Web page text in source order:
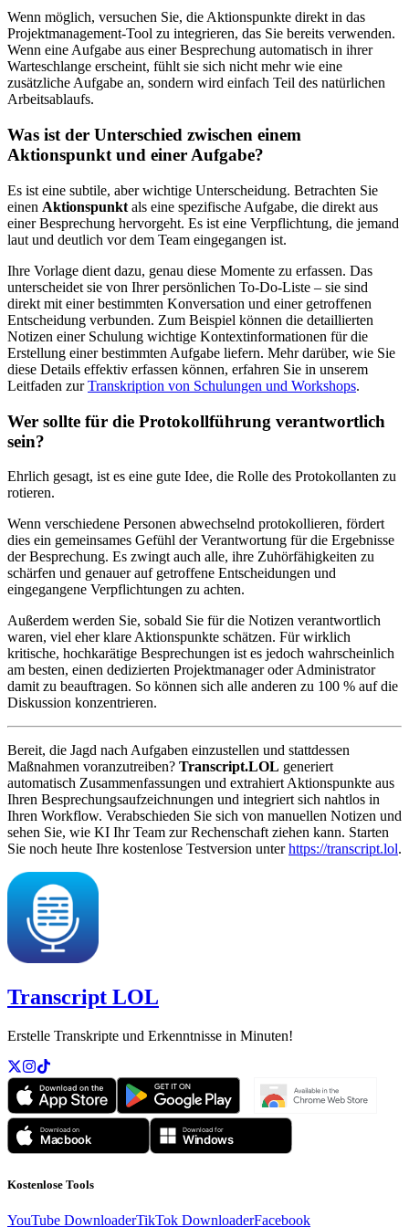
Wenn möglich, versuchen Sie, die Aktionspunkte direkt in das
Projektmanagement-Tool zu integrieren, das Sie bereits verwenden.
Wenn eine Aufgabe aus einer Besprechung automatisch in ihrer
Warteschlange erscheint, fühlt sie sich nicht mehr wie eine
zusätzliche Aufgabe an, sondern wird einfach Teil des natürlichen
Arbeitsablaufs.
Was ist der Unterschied zwischen einem
Aktionspunkt und einer Aufgabe?
Es ist eine subtile, aber wichtige Unterscheidung. Betrachten Sie
einen Aktionspunkt als eine spezifische Aufgabe, die direkt aus
einer Besprechung hervorgeht. Es ist eine Verpflichtung, die jemand
laut und deutlich vor dem Team eingegangen ist.
Ihre Vorlage dient dazu, genau diese Momente zu erfassen. Das
unterscheidet sie von Ihrer persönlichen To-Do-Liste – sie sind
direkt mit einer bestimmten Konversation und einer getroffenen
Entscheidung verbunden. Zum Beispiel können die detaillierten
Notizen einer Schulung wichtige Kontextinformationen für die
Erstellung einer bestimmten Aufgabe liefern. Mehr darüber, wie Sie
diese Details effektiv erfassen können, erfahren Sie in unserem
Leitfaden zurTranskription von Schulungen und Workshops.
Wer sollte für die Protokollführung verantwortlich
sein?
Ehrlich gesagt, ist es eine gute Idee, die Rolle des Protokollanten zu
rotieren.
Wenn verschiedene Personen abwechselnd protokollieren, fördert
dies ein gemeinsames Gefühl der Verantwortung für die Ergebnisse
der Besprechung. Es zwingt auch alle, ihre Zuhörfähigkeiten zu
schärfen und genauer auf getroffene Entscheidungen und
eingegangene Verpflichtungen zu achten.
Außerdem werden Sie, sobald Sie für die Notizen verantwortlich
waren, viel eher klare Aktionspunkte schätzen. Für wirklich
kritische, hochkarätige Besprechungen ist es jedoch wahrscheinlich
am besten, einen dedizierten Projektmanager oder Administrator
damit zu beauftragen. So können sich alle anderen zu 100 % auf die
Diskussion konzentrieren.
Bereit, die Jagd nach Aufgaben einzustellen und stattdessen
Maßnahmen voranzutreiben? Transcript.LOL generiert
automatisch Zusammenfassungen und extrahiert Aktionspunkte aus
Ihren Besprechungsaufzeichnungen und integriert sich nahtlos in
Ihren Workflow. Verabschieden Sie sich von manuellen Notizen und
sehen Sie, wie KI Ihr Team zur Rechenschaft ziehen kann. Starten
Sie noch heute Ihre kostenlose Testversion unterhttps://transcript.lol.
Transcript LOL
Erstelle Transkripte und Erkenntnisse in Minuten!
Kostenlose Tools
YouTube DownloaderTikTok DownloaderFacebook